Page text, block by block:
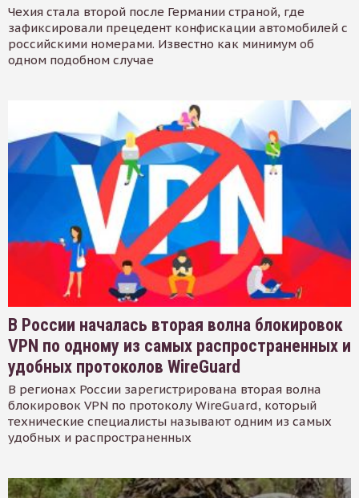
Чехия стала второй после Германии страной, где
зафиксировали прецедент конфискации автомобилей с
российскими номерами. Известно как минимум об
одном подобном случае
В России началась вторая волна блокировок
VPN по одному из самых распространенных и
удобных протоколов WireGuard
В регионах России зарегистрирована вторая волна
блокировок VPN по протоколу WireGuard, который
технические специалисты называют одним из самых
удобных и распространенных